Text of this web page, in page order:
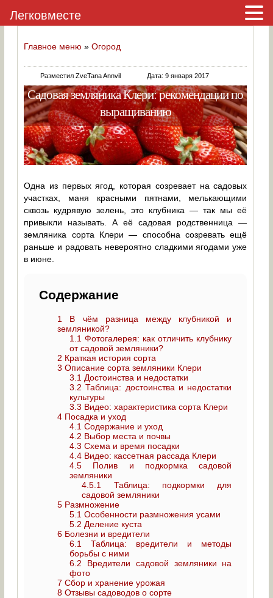
Главное меню »Огород
Разместил ZveTana Annvil Дата: 9 января 2017
Садовая земляника Клери: рекомендации по
выращиванию
Одна из первых ягод, которая созревает на садовых
участках, маня красными пятнами, мелькающими
сквозь кудрявую зелень, это клубника — так мы её
привыкли называть. А её садовая родственница —
земляника сорта Клери — способна созревать ещё
раньше и радовать невероятно сладкими ягодами уже
в июне.
Содержание
1
В чём разница между клубникой и
земляникой?
1.1 Фотогалерея: как отличить клубнику
от садовой земляники?
2 Краткая история сорта
3 Описание сорта земляники Клери
3.1 Достоинства и недостатки
3.2 Таблица: достоинства и недостатки
культуры
3.3 Видео: характеристика сорта Клери
4 Посадка и уход
4.1 Содержание и уход
4.2 Выбор места и почвы
4.3 Схема и время посадки
4.4 Видео: кассетная рассада Клери
4.5 Полив и подкормка садовой
земляники
4.5.1
Таблица: подкормки для
садовой земляники
5 Размножение
5.1 Особенности размножения усами
5.2 Деление куста
6 Болезни и вредители
6.1
Таблица: вредители и методы
борьбы с ними
6.2 Вредители садовой земляники на
фото
7 Сбор и хранение урожая
8 Отзывы садоводов о сорте
Легковместе